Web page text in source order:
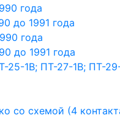
года
до 1991 года
года
до 1991 года
25-1В; ПТ-27-1В; ПТ-
со схемой (4